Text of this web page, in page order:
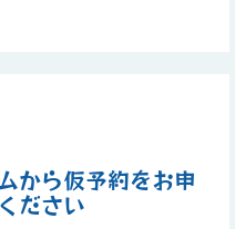
から仮予約をお申
ださい